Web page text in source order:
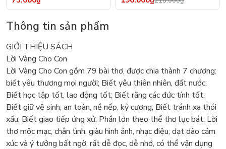
Thông tin sản phẩm
GIỚI THIỆU SÁCH
Lời Vàng Cho Con
Lời Vàng Cho Con gồm 79 bài thơ, được chia thành 7 chương:
biết yêu thương mọi người; Biết yêu thiên nhiên, đất nước;
Biết học tập tốt, lao động tốt; Biết rằng các đức tính tốt;
Biết giữ vệ sinh, an toàn, nề nếp, kỷ cương; Biết tránh xa thói
xấu; Biết giao tiếp ứng xử. Phần lớn theo thể thơ lục bát. Lời
thơ mộc mạc, chân tình, giàu hình ảnh, nhạc điệu; dạt dào cảm
xúc và ý tưởng bất ngờ, rất dễ đọc, dễ nhớ, có thể vận dụng